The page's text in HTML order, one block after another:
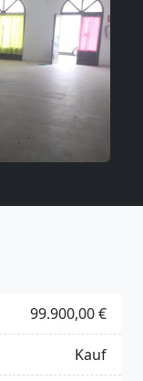
99.900,00 €
Kauf